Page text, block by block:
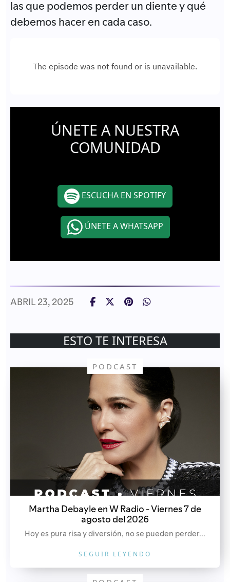
las que podemos perder un diente y qué
debemos hacer en cada caso.
ÚNETE A NUESTRA
COMUNIDAD
ESCUCHA EN SPOTIFY
ÚNETE A WHATSAPP
ABRIL 23, 2025
ESTO TE INTERESA
PODCAST
Martha Debayle en W Radio - Viernes 7 de
agosto del 2026
Hoy es pura risa y diversión, no se pueden perder...
SEGUIR LEYENDO